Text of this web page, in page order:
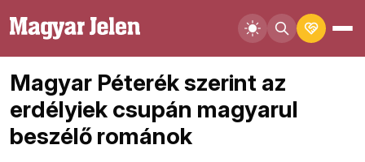
Magyar Péterék szerint az
erdélyiek csupán magyarul
beszélő románok